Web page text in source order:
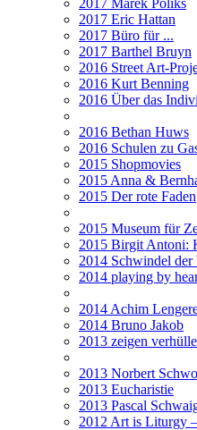
2017 Marek Poliks
2017 Eric Hattan
2017 Büro für ...
2017 Barthel Bruyn
2016 Street Art-
2016 Kurt Benning
2016 Über das
2016 Bethan Huws
2016 Schulen zu
2015 Shopmovies
2015 Anna &
2015 Der rote Faden
2015 Museum für
2015 Birgit Antoni:
2014 Schwindel
2014 playing by
2014 Achim
2014 Bruno Jakob
2013 zeigen
2013 Norbert
2013 Eucharistie
2013 Pascal
2012 Art is Liturgy